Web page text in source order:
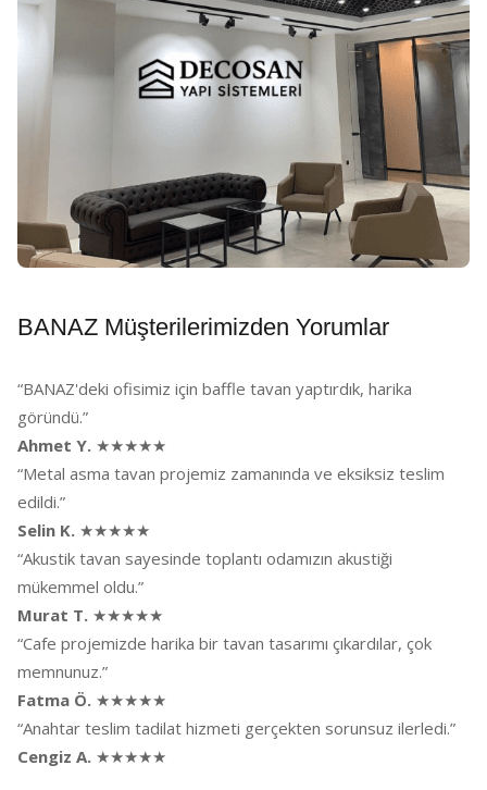
BANAZ Müşterilerimizden Yorumlar
“BANAZ'deki ofisimiz için baffle tavan yaptırdık, harika
göründü.”
Ahmet Y. ★★★★★
“Metal asma tavan projemiz zamanında ve eksiksiz teslim
edildi.”
Selin K. ★★★★★
“Akustik tavan sayesinde toplantı odamızın akustiği
mükemmel oldu.”
Murat T. ★★★★★
“Cafe projemizde harika bir tavan tasarımı çıkardılar, çok
memnunuz.”
Fatma Ö. ★★★★★
“Anahtar teslim tadilat hizmeti gerçekten sorunsuz ilerledi.”
Cengiz A. ★★★★★